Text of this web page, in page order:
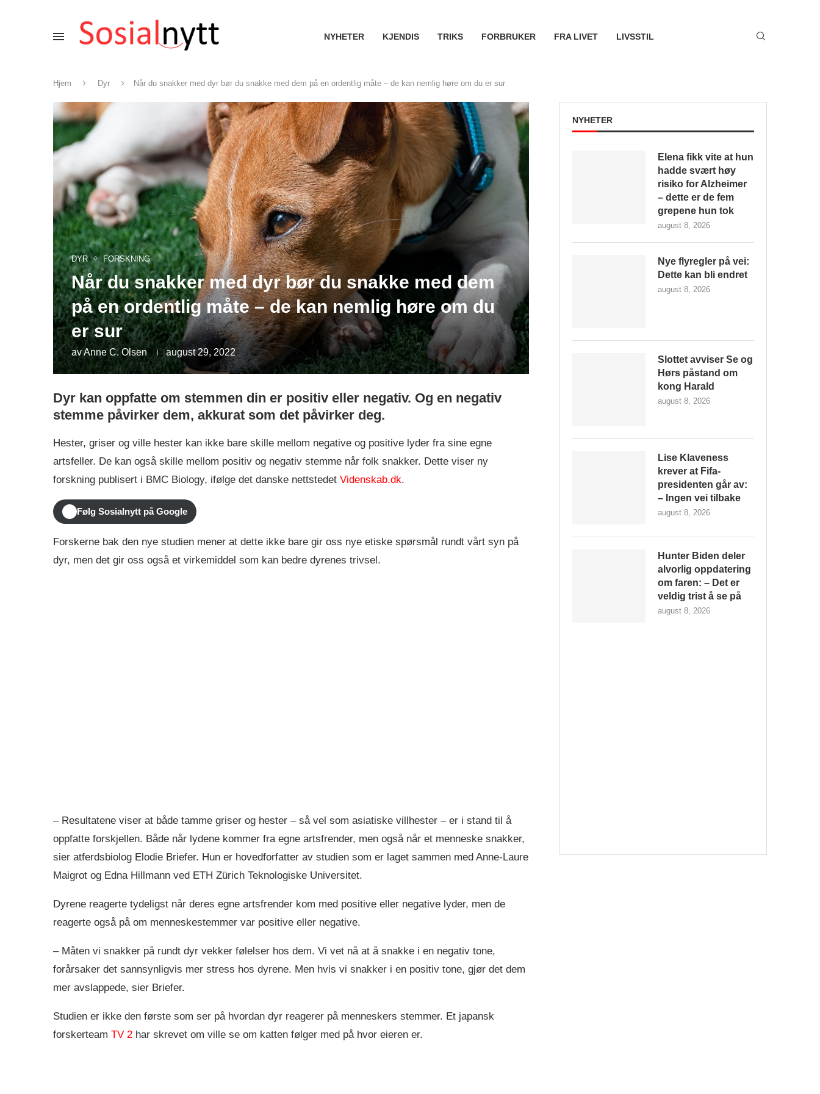
NYHETER KJENDIS TRIKS FORBRUKER FRA LIVET LIVSSTIL
Hjem Dyr Når du snakker med dyr bør du snakke med dem på en ordentlig måte – de kan nemlig høre om du er sur
DYR FORSKNING
Når du snakker med dyr bør du snakke med dem
på en ordentlig måte – de kan nemlig høre om du
er sur
avAnne C. Olsen august 29, 2022
Dyr kan oppfatte om stemmen din er positiv eller negativ. Og en negativ
stemme påvirker dem, akkurat som det påvirker deg.
Hester, griser og ville hester kan ikke bare skille mellom negative og positive lyder fra sine egne
artsfeller. De kan også skille mellom positiv og negativ stemme når folk snakker. Dette viser ny
forskning publisert i BMC Biology, ifølge det danske nettstedet Videnskab.dk.
Følg Sosialnytt på Google
Forskerne bak den nye studien mener at dette ikke bare gir oss nye etiske spørsmål rundt vårt syn på
dyr, men det gir oss også et virkemiddel som kan bedre dyrenes trivsel.
– Resultatene viser at både tamme griser og hester – så vel som asiatiske villhester – er i stand til å
oppfatte forskjellen. Både når lydene kommer fra egne artsfrender, men også når et menneske snakker,
sier atferdsbiolog Elodie Briefer. Hun er hovedforfatter av studien som er laget sammen med Anne-Laure
Maigrot og Edna Hillmann ved ETH Zürich Teknologiske Universitet.
Dyrene reagerte tydeligst når deres egne artsfrender kom med positive eller negative lyder, men de
reagerte også på om menneskestemmer var positive eller negative.
– Måten vi snakker på rundt dyr vekker følelser hos dem. Vi vet nå at å snakke i en negativ tone,
forårsaker det sannsynligvis mer stress hos dyrene. Men hvis vi snakker i en positiv tone, gjør det dem
mer avslappede, sier Briefer.
Studien er ikke den første som ser på hvordan dyr reagerer på menneskers stemmer. Et japansk
forskerteam TV 2 har skrevet om ville se om katten følger med på hvor eieren er.
NYHETER
Elena fikk vite at hun
hadde svært høy
risiko for Alzheimer
– dette er de fem
grepene hun tok
august 8, 2026
Nye flyregler på vei:
Dette kan bli endret
august 8, 2026
Slottet avviser Se og
Hørs påstand om
kong Harald
august 8, 2026
Lise Klaveness
krever at Fifa-
presidenten går av:
– Ingen vei tilbake
august 8, 2026
Hunter Biden deler
alvorlig oppdatering
om faren: – Det er
veldig trist å se på
august 8, 2026